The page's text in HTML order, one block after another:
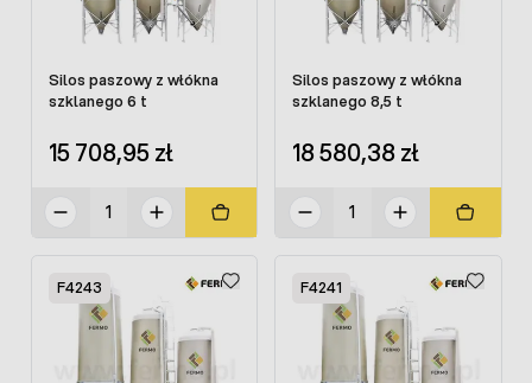
Silos paszowy z włókna
szklanego 6 t
15 708,95 zł
Silos paszowy z włókna
szklanego 8,5 t
18 580,38 zł
F4243 F4241